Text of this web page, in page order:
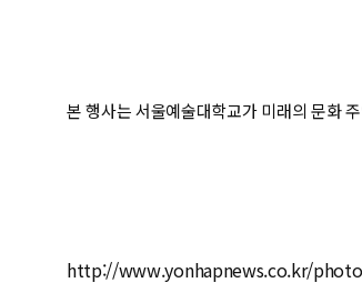
본 행사는 서울예술대학교가 미래의 문화
http://www.yonhapnews.co.kr/